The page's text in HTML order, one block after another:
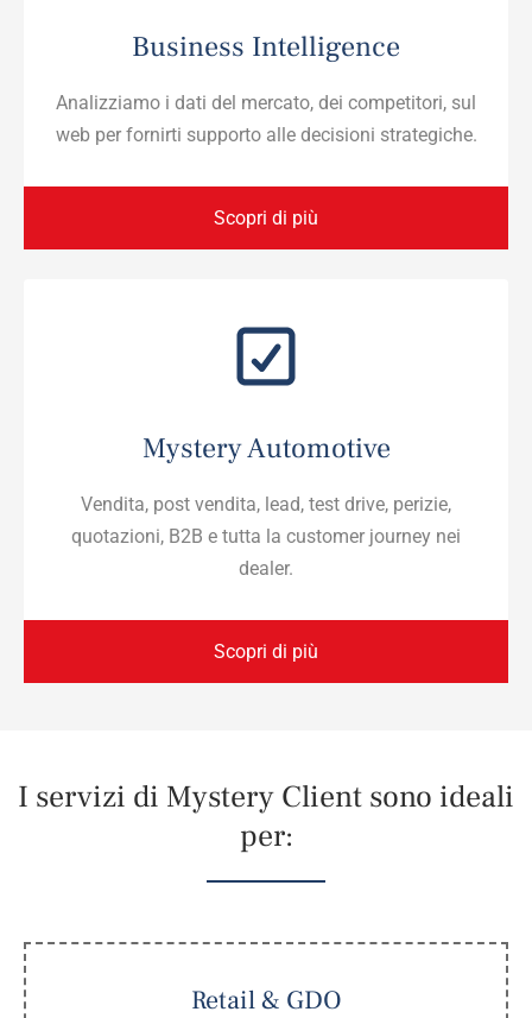
Business Intelligence
Analizziamo i dati del mercato, dei competitori, sul
web per fornirti supporto alle decisioni strategiche.
Scopri di più
Mystery Automotive
Vendita, post vendita, lead, test drive, perizie,
quotazioni, B2B e tutta la customer journey nei
dealer.
Scopri di più
I servizi di Mystery Client sono ideali
per:
Retail & GDO